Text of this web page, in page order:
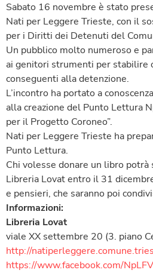
Sabato 16 novembre è stato
Nati per Leggere Trieste, con il
per i Diritti dei Detenuti del
Un pubblico molto numeroso e
ai genitori strumenti per stabilire
conseguenti alla detenzione.
L’incontro ha portato a
alla creazione del Punto Lettura
per il Progetto Coroneo”.
Nati per Leggere Trieste ha
Punto Lettura.
Chi volesse donare un libro
Libreria Lovat entro il 31
e pensieri, che saranno poi
Informazioni:
Libreria Lovat
viale XX settembre 20 (3. piano
http://
https://www.facebook.com/